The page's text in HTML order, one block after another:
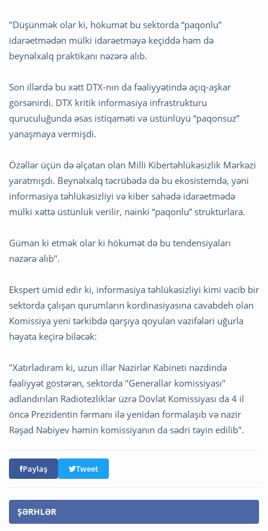
"Düşünmək olar ki, hökumət bu sektorda “paqonlu”
idarəetmədən mülki idarəetməyə keçiddə həm də
beynəlxalq praktikanı nəzərə alıb.
Son illərdə bu xətt DTX-nın da fəaliyyətində açıq-aşkar
görsənirdi. DTX kritik informasiya infrastrukturu
quruculuğunda əsas istiqaməti və üstünlüyü “paqonsuz”
yanaşmaya vermişdi.
Özəllər üçün də əlçatan olan Milli Kibertəhlükəsizlik Mərkəzi
yaratmışdı. Beynəlxalq təcrübədə də bu ekosistemdə, yəni
informasiya təhlükəsizliyi və kiber sahədə idarəetmədə
mülki xəttə üstünlük verilir, nəinki “paqonlu” strukturlara.
Güman ki etmək olar ki hökumət də bu tendensiyaları
nəzərə alıb".
Ekspert ümid edir ki, informasiya təhlükəsizliyi kimi vacib bir
sektorda çalışan qurumların kordinasiyasına cavabdeh olan
Komissiya yeni tərkibdə qarşıya qoyulan vəzifələri uğurla
həyata keçirə biləcək:
"Xatırladıram ki, uzun illər Nazirlər Kabineti nəzdində
fəaliyyət göstərən, sektorda "Generallar komissiyası"
adlandırılan Radiotezliklər üzrə Dövlət Komissiyası da 4 il
öncə Prezidentin fərmanı ilə yenidən formalaşıb və nazir
Rəşad Nəbiyev həmin komissiyanın da sədri təyin edilib".
Paylaş Tweet
ŞƏRHLƏR